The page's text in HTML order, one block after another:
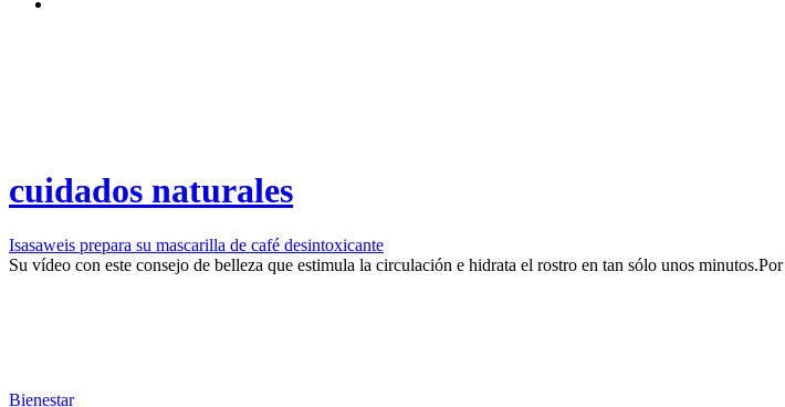
cuidados naturales
Isasaweis prepara su mascarilla de café desintoxicante
​Su vídeo con este consejo de belleza que estimula la circulación e hidrata el rostro en tan sólo unos minutos.​​Por
Bienestar